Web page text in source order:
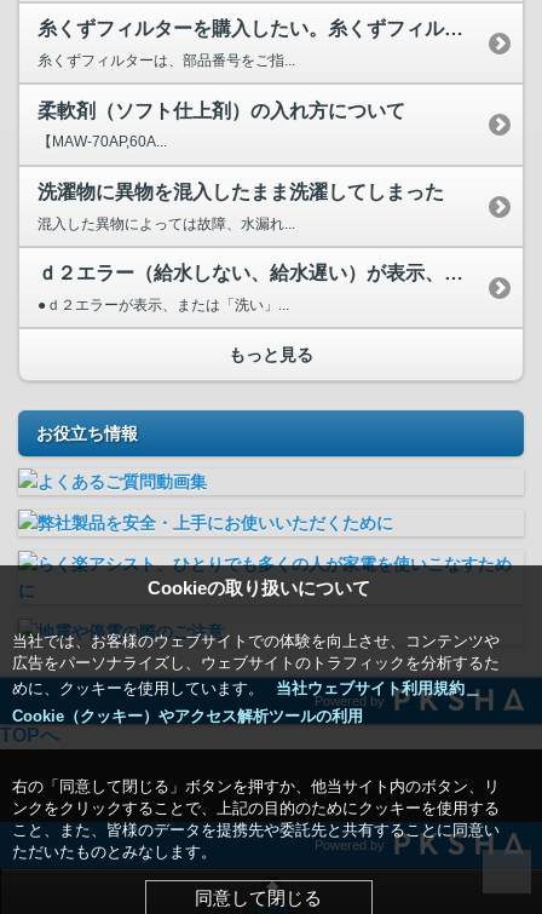
Cookieの取り扱いについて
当社では、お客様のウェブサイトでの体験を向上させ、コンテンツや
広告をパーソナライズし、ウェブサイトのトラフィックを分析するた
めに、クッキーを使用しています。
当社ウェブサイト利用規約＿
Cookie（クッキー）やアクセス解析ツールの利用
右の「同意して閉じる」ボタンを押すか、他当サイト内のボタン、リ
ンクをクリックすることで、上記の目的のためにクッキーを使用する
こと、また、皆様のデータを提携先や委託先と共有することに同意い
ただいたものとみなします。
同意して閉じる
糸くずフィルターを購入したい。糸くずフィルターなしでも使用...
糸くずフィルターは、部品番号をご指...
柔軟剤（ソフト仕上剤）の入れ方について
【MAW-70AP,60A...
洗濯物に異物を混入したまま洗濯してしまった
混入した異物によっては故障、水漏れ...
ｄ２エラー（給水しない、給水遅い）が表示、または「洗い」の...
●ｄ２エラーが表示、または「洗い」...
もっと見る
お役立ち情報
Powered by
TOPへ
Powered by